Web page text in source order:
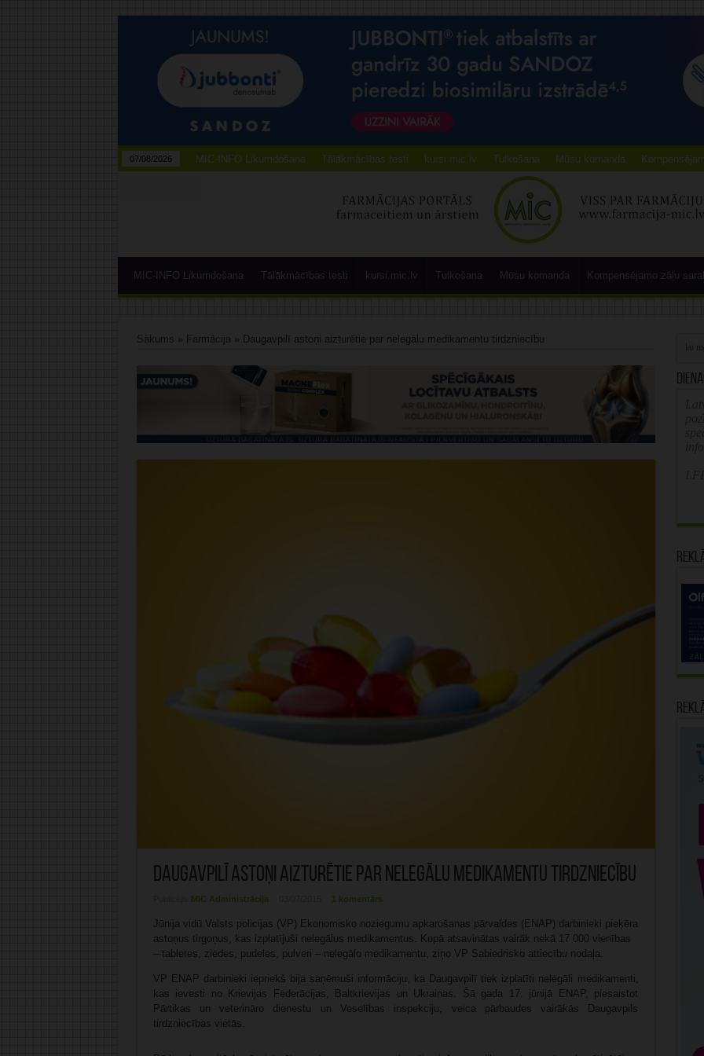
07/08/2026 MIC-INFO Likumdošana Tālākmācības testi kursi.mic.lv Tulkošana Mūsu komanda
MIC-INFO Likumdošana Tālākmācības testi kursi.mic.lv Tulkošana Mūsu komanda Kompensējamo zāļu
Sākums » Farmācija» Daugavpilī astoņi aizturētie par nelegālu medikamentu tirdzniecību
Daugavpilī astoņi aizturētie par nelegālu medikamentu tirdzniecību
MIC Administrācija 1 komentārs
Jūnija vidū Valsts policijas (VP) Ekonomisko noziegumu apkarošanas pārvaldes (ENAP) darbinieki pieķēra
astoņus tirgoņus, kas izplatījuši nelegālus medikamentus. Kopā atsavinātas vairāk nekā 17 000 vienības
– tabletes, ziedes, pudeles, pulveri – nelegālo medikamentu, ziņo VP Sabiedrisko attiecību nodaļa.
VP ENAP darbinieki iepriekš bija saņēmuši informāciju, ka Daugavpilī tiek izplatīti nelegāli medikamenti,
kas ievesti no Krievijas Federācijas, Baltkrievijas un Ukrainas. Šā gada 17. jūnijā ENAP, piesaistot
Pārtikas un veterināro dienestu un Veselības inspekciju, veica pārbaudes vairākās Daugavpils
tirdzniecības vietās.